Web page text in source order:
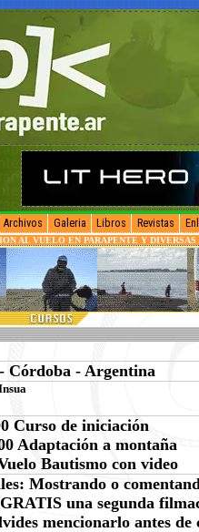
Archivos Galeria Libros Revistas
AL VUELO EN PARAPENTE Y DIVERSAS
Córdoba - Argentina
Curso de iniciación
a montaña
Bautismo con video
Mostrando o
una segunda
mencionarlo antes